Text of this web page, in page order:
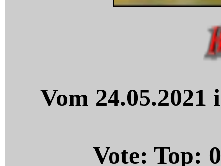
Vom
Vote: Top: 0